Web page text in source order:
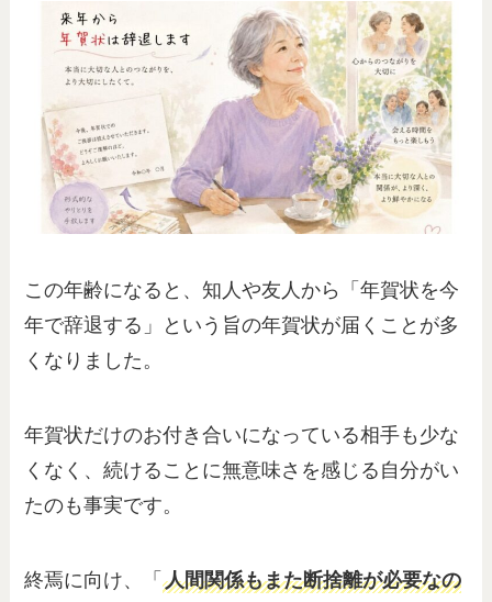
この年齢になると、知人や友人から「年賀状を今
年で辞退する」という旨の年賀状が届くことが多
くなりました。
年賀状だけのお付き合いになっている相手も少な
くなく、続けることに無意味さを感じる自分がい
たのも事実です。
終焉に向け、「人間関係もまた断捨離が必要なの